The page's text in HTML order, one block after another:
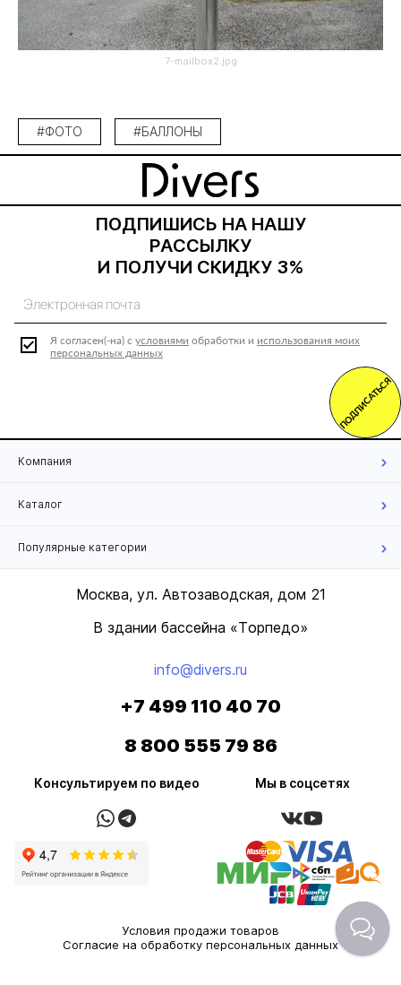
7-mailbox2.jpg
#ФОТО #БАЛЛОНЫ
ПОДПИШИСЬ НА НАШУ
РАССЫЛКУ
И ПОЛУЧИ СКИДКУ 3%
Я согласен(-на) с условиями обработки и использования моих
персональных данных
ПОДПИСАТЬСЯ
Компания
Каталог
Популярные категории
Москва, ул. Автозаводская, дом 21
В здании бассейна «Торпедо»
info@divers.ru
Консультируем по видео Мы в соцсетях
+7 499 110 40 70
8 800 555 79 86
Условия продажи товаров
Согласие на обработку персональных данных